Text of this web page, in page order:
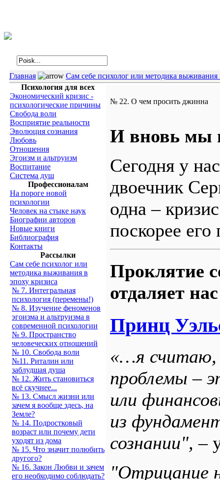
Главная
Сам себе психолог или методика выживания
Психология для всех
Экономический кризис -
психологические причины
Свобода воли
Восприятие реальности
Эволюция сознания
Любовь
Отношения
Эгоизм и альтруизм
Воспитание
Система душ
Профессионалам
На пороге новой
психологии
Человек на стыке наук
Биографии авторов
Новые книги
Библиография
Контакты
Рассылки
Сам себе психолог или
методика выживания в
эпоху кризиса
№ 7. Интегральная
психология (перемены!)
№ 8. Изучение феноменов
эгоизма и альтруизма в
современной психологии
№ 9. Пространство
человеческих отношений
№ 10. Свобода воли
№11. Риталин или
заблудшая душа
№ 12. Жить становиться
всё скучнее...
№ 13. Смысл жизни или
зачем я вообще здесь, на
Земле?
№ 14. Подростковый
возраст или почему дети
уходят из дома
№ 15. Что значит полюбить
другого?
№ 16. Закон Любви и зачем
его необходимо соблюдать?
№ 22. О чем просить джинна
И вновь мы
Сегодня у
двоечник
одна –
поскорее
Проклятие
отдаляет
Принц
«…я
проблемы –
или
из
сознании", –
"Отрицание